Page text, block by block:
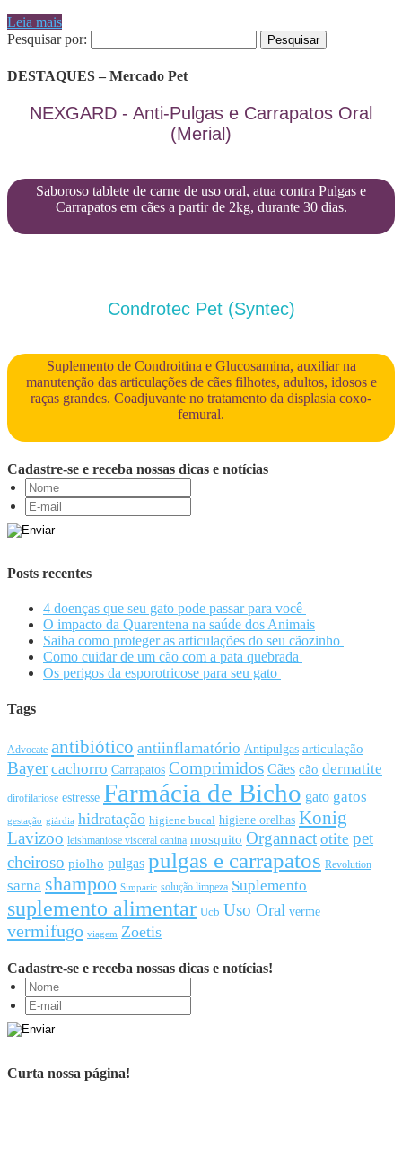
Leia mais
Pesquisar por:
DESTAQUES – Mercado Pet
NEXGARD - Anti-Pulgas e Carrapatos Oral
(Merial)
Saboroso tablete de carne de uso oral, atua contra Pulgas e
Carrapatos em cães a partir de 2kg, durante 30 dias.
Condrotec Pet (Syntec)
Suplemento de Condroitina e Glucosamina, auxiliar na
manutenção das articulações de cães filhotes, adultos, idosos e
raças grandes. Coadjuvante no tratamento da displasia coxo-
femural.
Cadastre-se e receba nossas dicas e notícias
Posts recentes
4 doenças que seu gato pode passar para você
O impacto da Quarentena na saúde dos Animais
Saiba como proteger as articulações do seu cãozinho
Como cuidar de um cão com a pata quebrada
Os perigos da esporotricose para seu gato
Tags
Advocate antibiótico antiinflamatório Antipulgas articulação
Bayer cachorro Carrapatos Comprimidos Cães cão dermatite
dirofilariose estresse Farmácia de Bicho gato gatos
gestação giárdia hidratação higiene bucal higiene orelhas Konig
Lavizoo leishmaniose visceral canina mosquito Organnact otite pet
cheiroso piolho pulgas pulgas e carrapatos Revolution
sarna shampoo Simparic solução limpeza Suplemento
suplemento alimentar Ucb Uso Oral verme
vermifugo viagem Zoetis
Cadastre-se e receba nossas dicas e notícias!
Curta nossa página!